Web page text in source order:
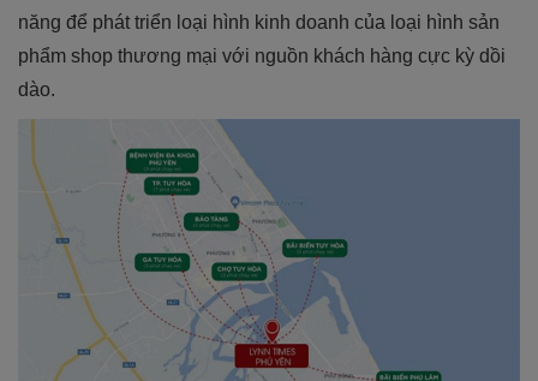
năng để phát triển loại hình kinh doanh của loại hình sản
phẩm shop thương mại với nguồn khách hàng cực kỳ dồi
dào.